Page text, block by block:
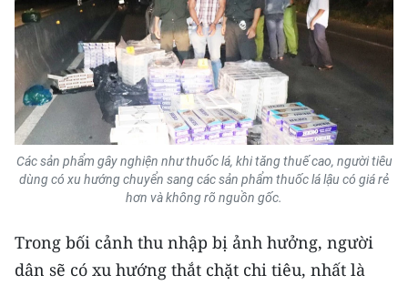
Các sản phẩm gây nghiện như thuốc lá, khi tăng thuế cao, người tiêu
dùng có xu hướng chuyển sang các sản phẩm thuốc lá lậu có giá rẻ
hơn và không rõ nguồn gốc.
Trong bối cảnh thu nhập bị ảnh hưởng, người
dân sẽ có xu hướng thắt chặt chi tiêu, nhất là